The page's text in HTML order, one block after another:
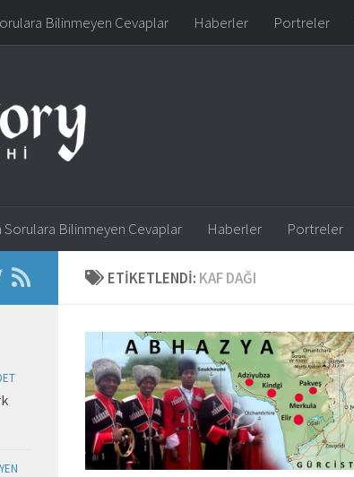
Bilinmeyen Cevaplar Haberler Portreler
Sorulara Bilinmeyen Cevaplar Haberler Portreler
ETIKETLENDI: KAF DAĞI